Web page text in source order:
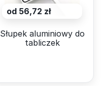
od 56,72 zł
Słupek aluminiowy do
tabliczek